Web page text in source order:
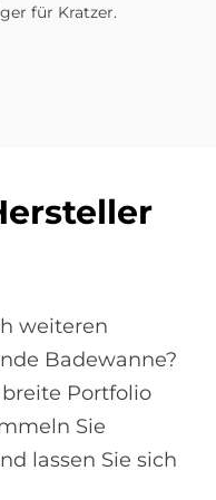
für Kratzer.
weiteren
Badewanne?
Portfolio
Sie
lassen Sie sich